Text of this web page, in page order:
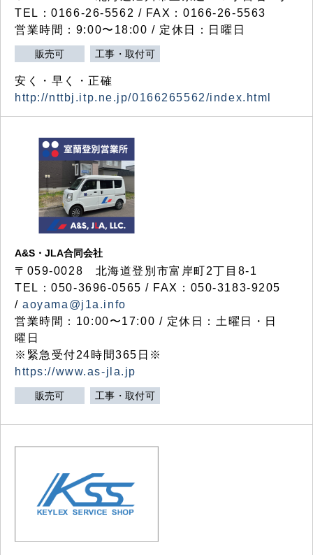
TEL：0166-26-5562 / FAX：0166-26-5563
営業時間：9:00〜18:00 / 定休日：日曜日
販売可 工事・取付可
安く・早く・正確
http://nttbj.itp.ne.jp/0166265562/index.html
A&S・JLA合同会社
〒 059-0028 北海道登別市富岸町2丁目 8-1
TEL：050-3696-0565 / FAX：050-3183-9205
/aoyama@j1a.info
営業時間：10:00〜17:00 / 定休日：土曜日・日
曜日
※緊急受付24時間365日※
https://www.as-jla.jp
販売可 工事・取付可